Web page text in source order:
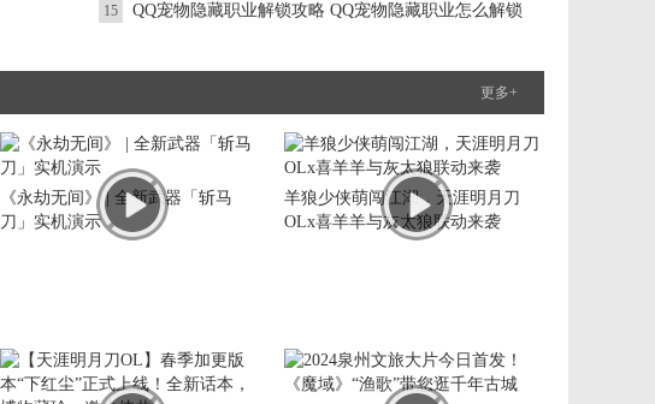
会第二关怎么通关
15 QQ宠物隐藏职业解锁攻略 QQ宠物隐藏职业怎么解锁
更多+
《永劫无间》 | 全新武器「斩马
刀」实机演示
羊狼少侠萌闯江湖，天涯明月刀
OLx喜羊羊与灰太狼联动来袭